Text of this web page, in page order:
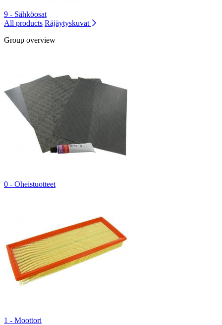
9 - Sähköosat
All products Räjäytyskuvat
Group overview
0 - Oheistuotteet
1 - Moottori